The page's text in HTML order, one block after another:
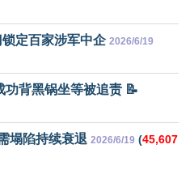
定百家涉军中企 2026/6/19
功背黑锅坐等被追责 📝
塌陷持续衰退 2026/6/19 (45,607